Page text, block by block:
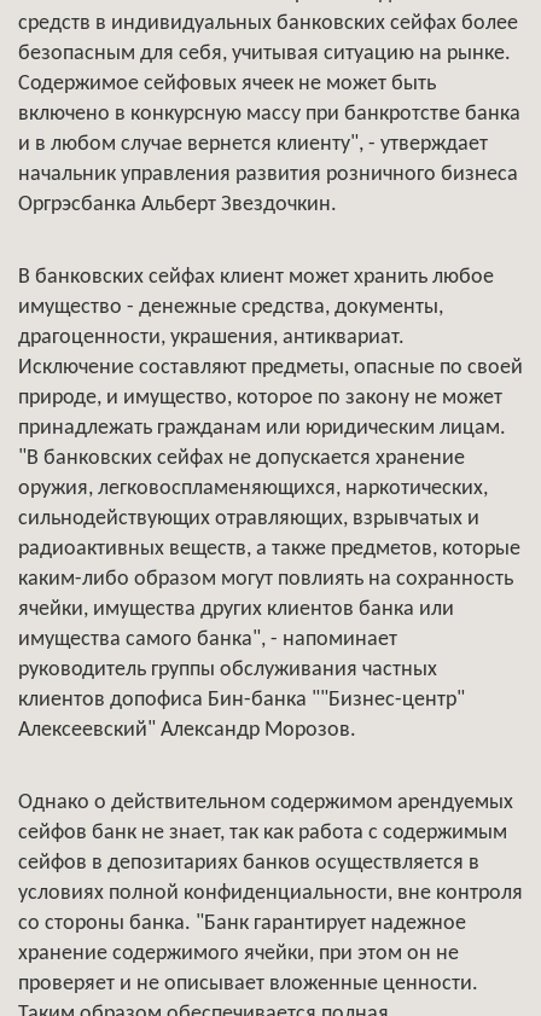
средств в индивидуальных банковских сейфах более
безопасным для себя, учитывая ситуацию на рынке.
Содержимое сейфовых ячеек не может быть
включено в конкурсную массу при банкротстве банка
и в любом случае вернется клиенту", - утверждает
начальник управления развития розничного бизнеса
Оргрэсбанка Альберт Звездочкин.
В банковских сейфах клиент может хранить любое
имущество - денежные средства, документы,
драгоценности, украшения, антиквариат.
Исключение составляют предметы, опасные по своей
природе, и имущество, которое по закону не может
принадлежать гражданам или юридическим лицам.
"В банковских сейфах не допускается хранение
оружия, легковоспламеняющихся, наркотических,
сильнодействующих отравляющих, взрывчатых и
радиоактивных веществ, а также предметов, которые
каким-либо образом могут повлиять на сохранность
ячейки, имущества других клиентов банка или
имущества самого банка", - напоминает
руководитель группы обслуживания частных
клиентов допофиса Бин-банка ""Бизнес-центр"
Алексеевский" Александр Морозов.
Однако о действительном содержимом арендуемых
сейфов банк не знает, так как работа с содержимым
сейфов в депозитариях банков осуществляется в
условиях полной конфиденциальности, вне контроля
со стороны банка. "Банк гарантирует надежное
хранение содержимого ячейки, при этом он не
проверяет и не описывает вложенные ценности.